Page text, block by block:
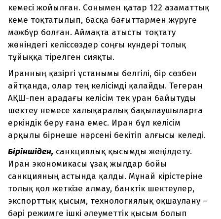
кемесі жойылған. Сонымен қатар 122 азаматтық
кеме тоқтатылып, басқа бағыттармен жүруге
мәжбүр болған. Аймақта атысты тоқтату
жөніндегі келіссөздер соңғы күндері толық
тұйыққа тірелген сияқты.
Иранның қазіргі ұстанымы белгілі, бір сөзбен
айтқанда, олар тең келісімді қалайды. Тегеран
АҚШ-пен арадағы келісім тек уран байытуды
шектеу немесе халықаралық бақылаушыларға
еркіндік беру ғана емес. Иран бұл келісім
арқылы бірнеше нәрсені бекітіп алғысы келеді.
Біріншіден, санкциялық қысымды жеңілдету.
Иран экономикасы ұзақ жылдар бойы
санкцияның астында қалды. Мұнай кірістеріне
толық қол жеткізе алмау, банктік шектеулер,
экспорттық қысым, технологиялық оқшаулану –
бәрі режимге ішкі әлеуметтік қысым болып